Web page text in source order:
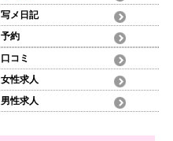
写メ日記
予約
口コミ
女性求人
男性求人